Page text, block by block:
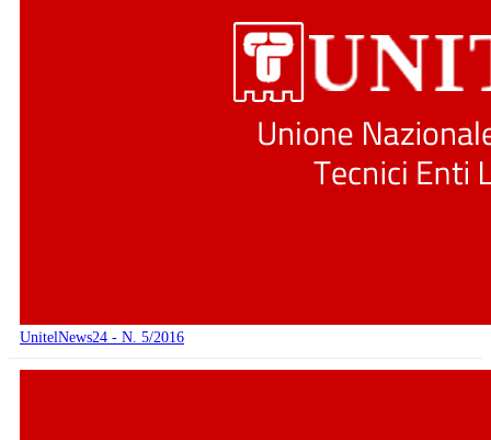
UnitelNews24 - N. 5/2016